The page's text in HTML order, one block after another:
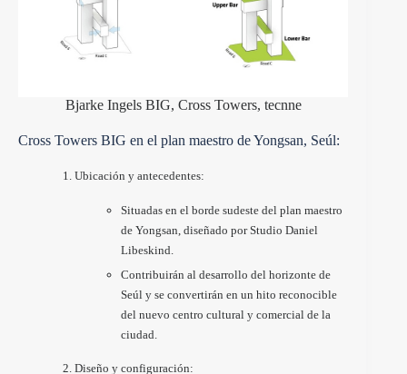
Bjarke Ingels BIG, Cross Towers, tecnne
Cross Towers BIG en el plan maestro de Yongsan, Seúl:
Ubicación y antecedentes:
Situadas en el borde sudeste del plan maestro
de Yongsan, diseñado por Studio Daniel
Libeskind.
Contribuirán al desarrollo del horizonte de
Seúl y se convertirán en un hito reconocible
del nuevo centro cultural y comercial de la
ciudad.
Diseño y configuración: